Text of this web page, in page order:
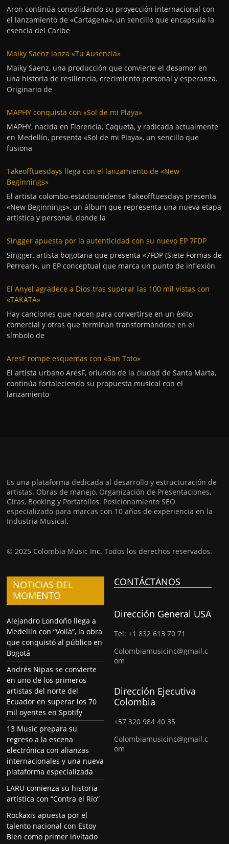
Aron continúa consolidando su proyección internacional con
el lanzamiento de «Cartagena», un sencillo que encapsula la
esencia del Caribe
Maiky Saenz lanza «Tu Ausencia»
Maiky Saenz, una producción que convierte el desamor en
una historia de resiliencia, crecimiento personal y esperanza.
Originario de
MAPHY conquista con «Sol de mi Playa»
MAPHY, nacida en Florencia, Caquetá, y radicada actualmente
en Medellín, presenta «Sol de mi Playa», un sencillo que
fusiona
Takeofftuesdays llega con el lanzamiento de «New
Beginnings»
El artista colombo-estadounidense Takeofftuesdays presenta
«New Beginnings», un álbum que representa una nueva etapa
artística y personal, donde la
Singger apuesta por la autenticidad con su nuevo EP 7FDP
Singger, artista bogotana que presenta «7FDP (Siete Formas de
Perrear)», un EP conceptual que marca un punto de inflexión
El Anyel agradece a Dios tras superar las 100 mil vistas con
«TAKATA»
Hay canciones que nacen para convertirse en un éxito
comercial y otras que terminan transformándose en el
símbolo de
AresF rompe esquemas con «San Toto»
El artista urbano AresF, oriundo de la ciudad de Santa Marta,
continúa fortaleciendo su propuesta musical con el
lanzamiento
Es una plataforma dedicada al desarrollo y estructuración de
artistas. Obras de manejo, Organización de Presentaciones,
Giras, Booking y Portafolios. Posicionamiento SEO
especializado para marcas con 10 años de experiencia en la
Industria Musical.
© 2025 Colombia Music Inc. Todos los derechos reservados.
NOTICIAS DEL
MOMENTO
Alejandro Londoño llega a
Medellín con “Voilà”, la obra
que conquistó al público en
Bogotá
Andrés Nipas se convierte
en uno de los primeros
artistas del norte del
Ecuador en superar los 70
mil oyentes en Spotify
13 Music prepara su
regreso a la escena
electrónica con alianzas
internacionales y una nueva
plataforma especializada
LARU comienza su historia
artística con “Contra el Río”
Rockaxis apuesta por el
talento nacional con Estoy
Bien como primer invitado
CONTÁCTANOS
Dirección General USA
Tel: +1 832 613 70 71
Colombiamusicinc@gmail.c
om
Dirección Ejecutiva
Colombia
+57 320 984 40 35
Colombiamusicinc@gmail.c
om